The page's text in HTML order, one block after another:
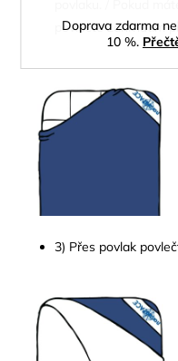
Doprava zdarma
10 %.
povlečte zahrnutím
3) Přes povlak